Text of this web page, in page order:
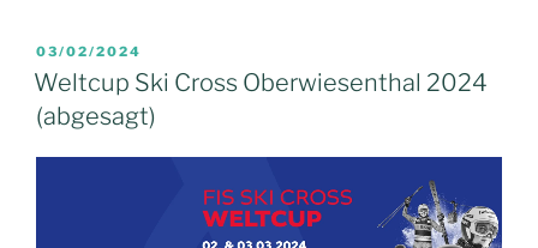
VERÖFFENTLICHT
AM
03/02/2024
Weltcup Ski Cross Oberwiesenthal 2024
(abgesagt)